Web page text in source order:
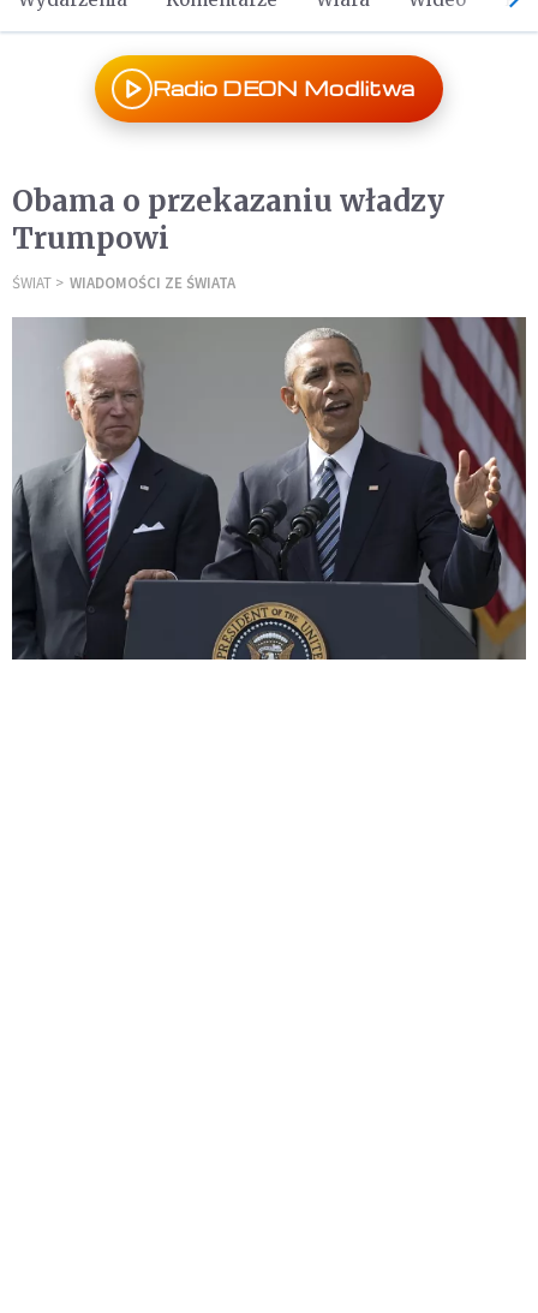
Radio DEON Modlitwa
Obama o przekazaniu władzy
Trumpowi
ŚWIAT WIADOMOŚCI ZE ŚWIATA